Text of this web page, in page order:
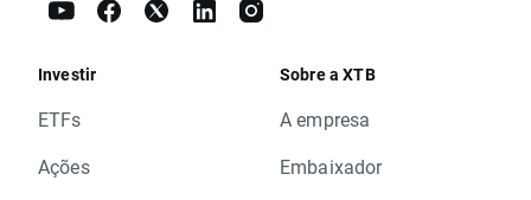
Investir
ETFs
Ações
Sobre a XTB
A empresa
Embaixador